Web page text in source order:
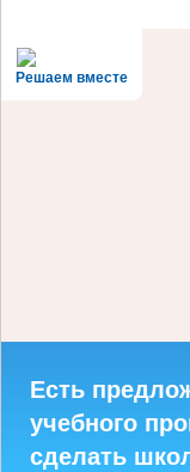
Решаем вместе
Есть
учебного
сделать